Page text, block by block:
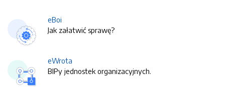
eBoi
Jak załatwić sprawę?
eWrota
BIPy jednostek organizacyjnych.